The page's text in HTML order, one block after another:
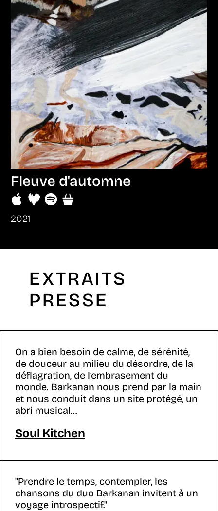
Fleuve d'automne
2021
EXTRAITS
PRESSE
On a bien besoin de calme, de sérénité,
de douceur au milieu du désordre, de la
déflagration, de l’embrasement du
monde. Barkanan nous prend par la main
et nous conduit dans un site protégé, un
abri musical...
Soul Kitchen
"Prendre le temps, contempler, les
chansons du duo Barkanan invitent à un
voyage introspectif."